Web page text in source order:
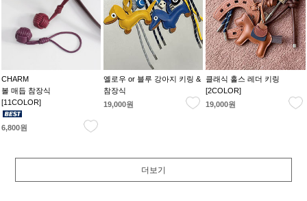
CHARM
볼 매듭 참장식
[11COLOR]
6,800원
옐로우 or 블루 강아지 키링 &
참장식
19,000원
클래식 홀스 레더 키링
[2COLOR]
19,000원
더보기